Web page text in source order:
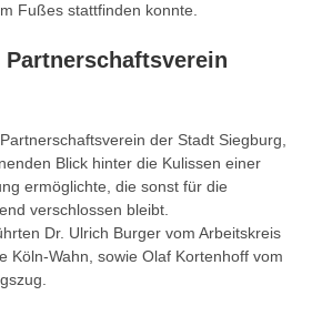
Fußes stattfinden konnte.
Partnerschaftsverein
der Stadt Siegburg,
Blick hinter die Kulissen einer
ermöglichte, die sonst für die
verschlossen bleibt.
Dr. Ulrich Burger vom Arbeitskreis
Köln-Wahn, sowie Olaf Kortenhoff vom